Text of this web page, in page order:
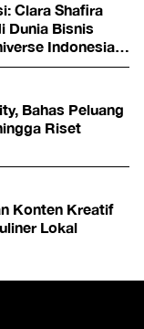
Clara Shafira
Dunia Bisnis
Indonesia
Bahas Peluang
Riset
Konten Kreatif
Lokal